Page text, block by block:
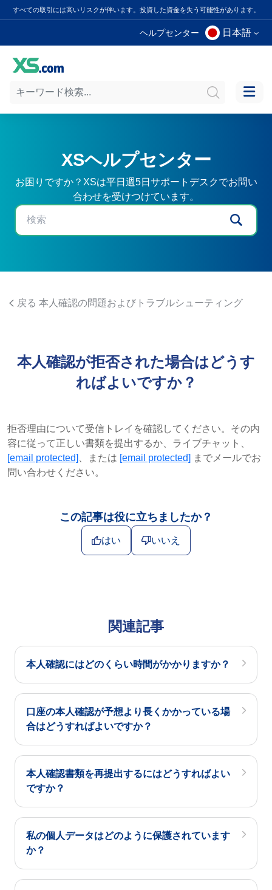
すべての取引には高いリスクが伴います。投資した資金を失う可能性があります。
ヘルプセンター 日本語
XSヘルプセンター
お困りですか？XSは平日週5日サポートデスクでお問い
合わせを受けつけています。
戻る 本人確認の問題およびトラブルシューティング
本人確認が拒否された場合はどうす
ればよいですか？
拒否理由について受信トレイを確認してください。その内
容に従って正しい書類を提出するか、ライブチャット、
[email protected]
、または [email protected] までメールでお
問い合わせください。
この記事は役に立ちましたか？
はい いいえ
関連記事
本人確認にはどのくらい時間がかかりますか？
口座の本人確認が予想より長くかかっている場
合はどうすればよいですか？
本人確認書類を再提出するにはどうすればよい
ですか？
私の個人データはどのように保護されています
か？